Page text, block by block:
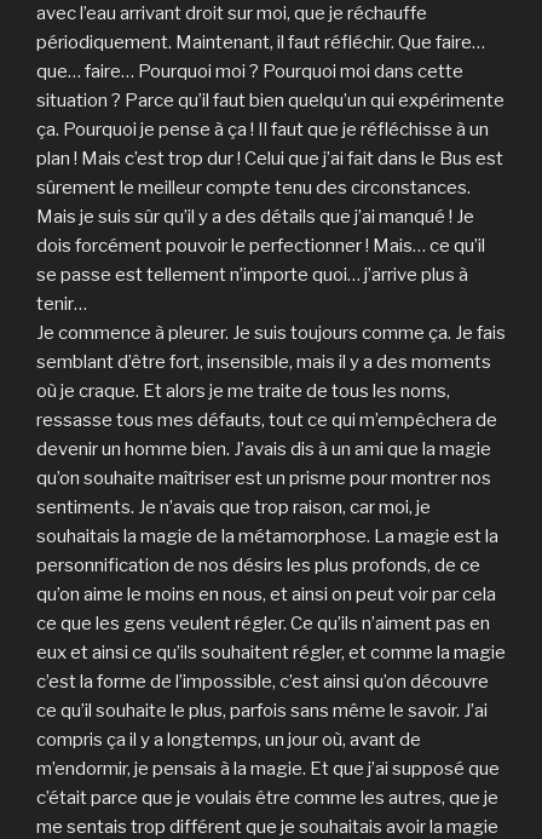
avec l’eau arrivant droit sur moi, que je réchauffe
périodiquement. Maintenant, il faut réfléchir. Que faire…
que… faire… Pourquoi moi ? Pourquoi moi dans cette
situation ? Parce qu’il faut bien quelqu’un qui expérimente
ça. Pourquoi je pense à ça ! Il faut que je réfléchisse à un
plan ! Mais c’est trop dur ! Celui que j’ai fait dans le Bus est
sûrement le meilleur compte tenu des circonstances.
Mais je suis sûr qu’il y a des détails que j’ai manqué ! Je
dois forcément pouvoir le perfectionner ! Mais… ce qu’il
se passe est tellement n’importe quoi… j’arrive plus à
tenir…
Je commence à pleurer. Je suis toujours comme ça. Je fais
semblant d’être fort, insensible, mais il y a des moments
où je craque. Et alors je me traite de tous les noms,
ressasse tous mes défauts, tout ce qui m’empêchera de
devenir un homme bien. J’avais dis à un ami que la magie
qu’on souhaite maîtriser est un prisme pour montrer nos
sentiments. Je n’avais que trop raison, car moi, je
souhaitais la magie de la métamorphose. La magie est la
personnification de nos désirs les plus profonds, de ce
qu’on aime le moins en nous, et ainsi on peut voir par cela
ce que les gens veulent régler. Ce qu’ils n’aiment pas en
eux et ainsi ce qu’ils souhaitent régler, et comme la magie
c’est la forme de l’impossible, c’est ainsi qu’on découvre
ce qu’il souhaite le plus, parfois sans même le savoir. J’ai
compris ça il y a longtemps, un jour où, avant de
m’endormir, je pensais à la magie. Et que j’ai supposé que
c’était parce que je voulais être comme les autres, que je
me sentais trop différent que je souhaitais avoir la magie